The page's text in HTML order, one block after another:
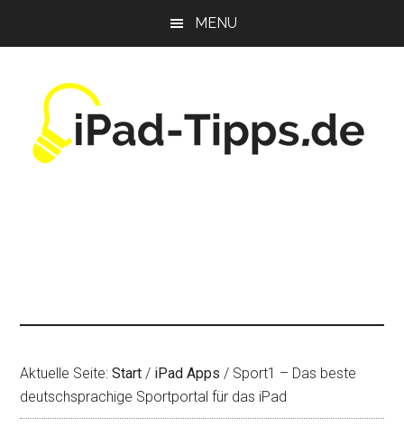
MENU
Aktuelle Seite:Start / iPad Apps / Sport1 – Das beste
deutschsprachige Sportportal für das iPad